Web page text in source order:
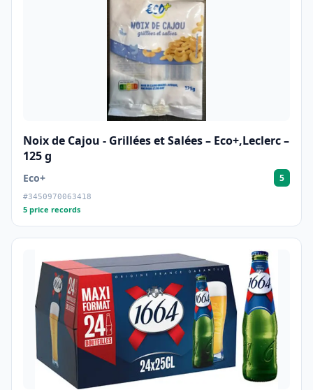
Noix de Cajou - Grillées et Salées – Eco+,Leclerc –
125 g
Eco+ 5
#3450970063418
5 price records